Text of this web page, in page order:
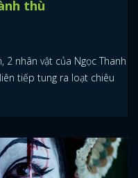
thù
2 nhân vật của Ngọc Thanh
tiếp tung ra loạt chiêu